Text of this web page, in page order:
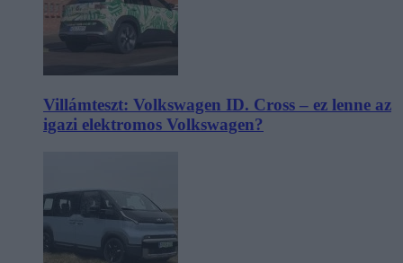
Villámteszt: Volkswagen ID. Cross – ez lenne az
igazi elektromos Volkswagen?